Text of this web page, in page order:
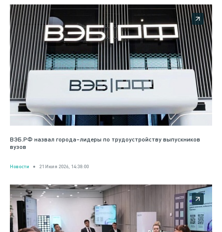
ВЭБ.РФ назвал города–лидеры по трудоустройству выпускников
вузов
Новости 21 Июля 2026, 14:38:00